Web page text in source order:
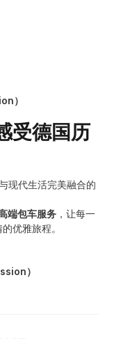
）
受德国历
现代生活完美融合的
端包车服务 ，让每一
优雅旅程。
）